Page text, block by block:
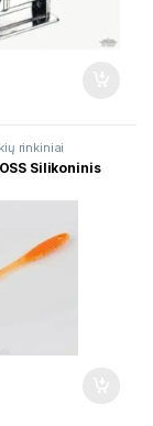
rinkiniai
Silikoninis